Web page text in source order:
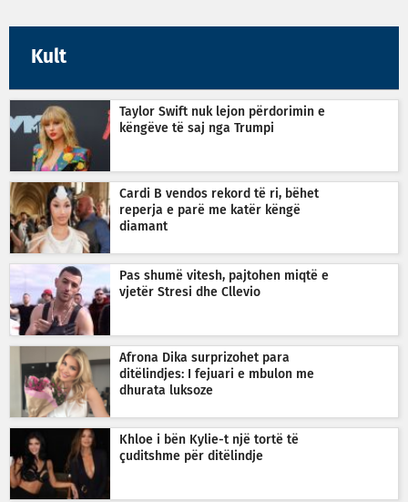
Kult
Taylor Swift nuk lejon përdorimin e
këngëve të saj nga Trumpi
Cardi B vendos rekord të ri, bëhet
reperja e parë me katër këngë
diamant
Pas shumë vitesh, pajtohen miqtë e
vjetër Stresi dhe Cllevio
Afrona Dika surprizohet para
ditëlindjes: I fejuari e mbulon me
dhurata luksoze
Khloe i bën Kylie-t një tortë të
çuditshme për ditëlindje